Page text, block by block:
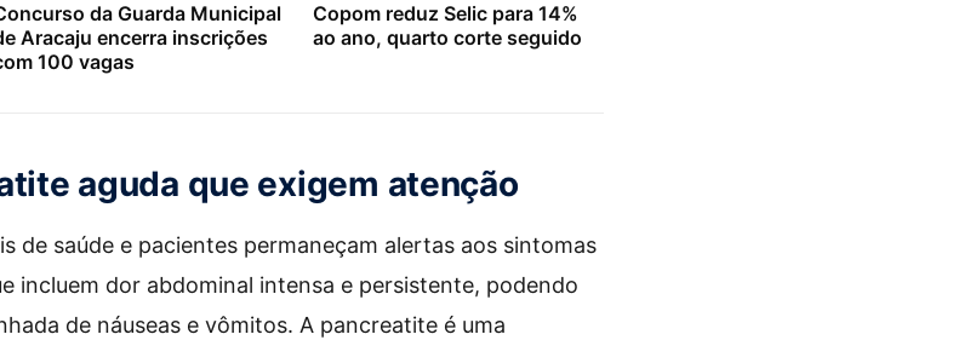
da Guarda Municipal
Aracaju encerra inscrições
100 vagas
Copom reduz Selic para 14%
ao ano, quarto corte seguido
aguda que exigem atenção
de saúde e pacientes permaneçam alertas aos sintomas
incluem dor abdominal intensa e persistente, podendo
de náuseas e vômitos. A pancreatite é uma